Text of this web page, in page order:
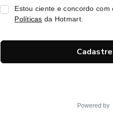
Estou ciente e concordo com
Políticas da Hotmart.
Powered by